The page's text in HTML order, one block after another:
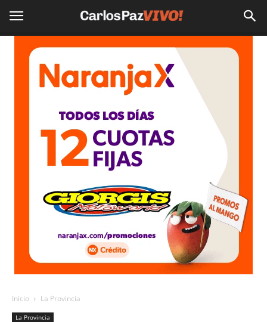
Inicio La Provincia
La Provincia